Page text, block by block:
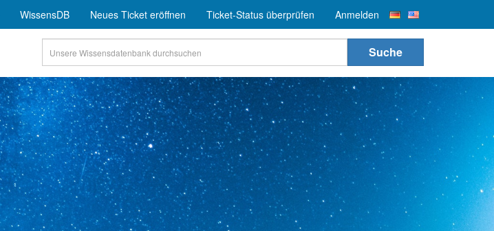
WissensDB Neues Ticket eröffnen Ticket-Status überprüfen Anmelden
Suche